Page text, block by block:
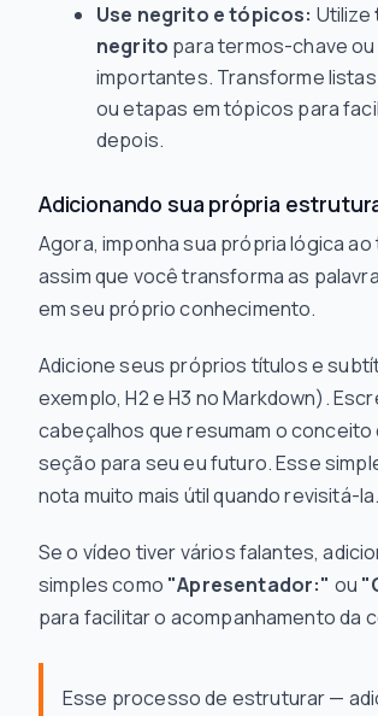
Use negrito e tópicos: Utilize
negrito para termos-chave
importantes. Transforme
ou etapas em tópicos para
depois.
Adicionando sua própria
Agora, imponha sua própria lógica ao
assim que você transforma as
em seu próprio conhecimento.
Adicione seus próprios títulos e
exemplo, H2 e H3 no Markdown).
cabeçalhos que resumam oconceito
seção para seu eu futuro. Esse
nota muito mais útil quando revisitá-la.
Se o vídeo tiver vários falantes,
simples como "Apresentador:" ou
para facilitar o acompanhamento da
Esse processo de estruturar —